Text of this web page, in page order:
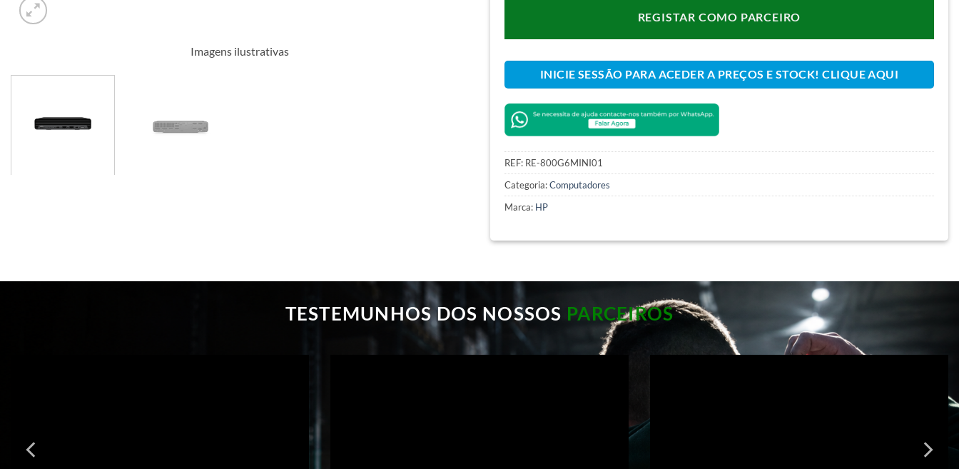
Imagens ilustrativas
REGISTAR COMO PARCEIRO
INICIE SESSÃO PARA ACEDER A PREÇOS E STOCK! CLIQUE AQUI
REF: RE-800G6MINI01
Categoria:Computadores
Marca: HP
TESTEMUNHOS DOS NOSSOS PARCEIROS